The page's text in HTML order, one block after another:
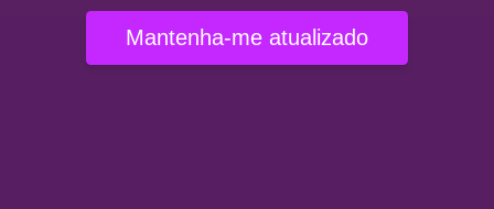
Mantenha-me atualizado